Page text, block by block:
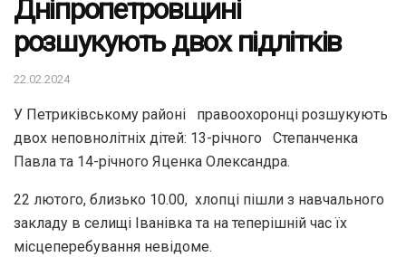
Дніпропетровщині
розшукують двох підлітків
22.02.2024
У Петриківському районі
правоохоронці розшукують
двох неповнолітніх дітей: 13-річного
Степанченка
Павла та 14-річного Яценка Олександра.
22 лютого, близько 10.00, хлопці пішли з навчального
закладу в селищі Іванівка та на теперішній час їх
місцеперебування невідоме.